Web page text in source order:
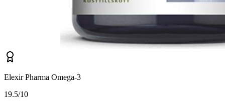
Elexir Pharma Omega-3
19.5/10